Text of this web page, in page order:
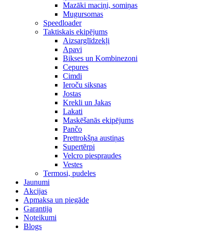
Mazāki maciņi, somiņas
Mugursomas
Speedloader
Taktiskais ekipējums
Aizsarglīdzekļi
Apavi
Bikses un Kombinezoni
Cepures
Cimdi
Ieroču siksnas
Jostas
Krekli un Jakas
Lakati
Maskēšanās ekipējums
Pančo
Prettrokšņa austiņas
Supertērpi
Velcro piespraudes
Vestes
Termosi, pudeles
Jaunumi
Akcijas
Apmaksa un piegāde
Garantija
Noteikumi
Blogs